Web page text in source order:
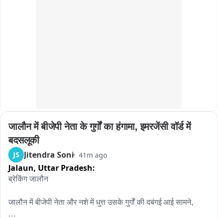
जालौन में बीजेपी नेता के गुर्गों का हंगामा, इमरजेंसी वॉर्ड में
बदसलूकी
JS Jitendra Soni 41m ago
Jalaun, Uttar Pradesh:
ब्रेकिंग जालौन
जालौन में बीजेपी नेता और नशे में धुत्त उसके गुर्गों की दबंगई आई सामने,